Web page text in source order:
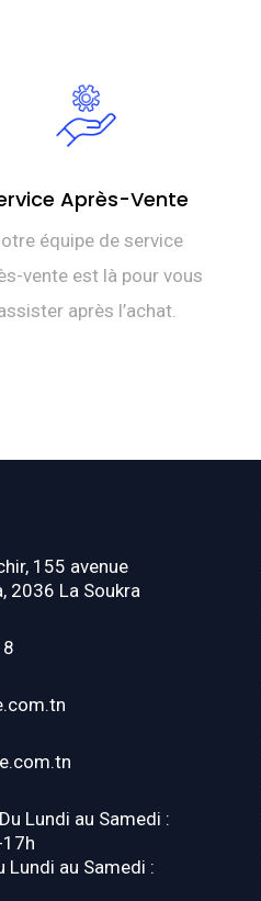
Après-Vente
équipe de service
vente est là pour vous
après l’achat.
155 avenue
2036 La Soukra
Lundi au Samedi :
Lundi au Samedi :